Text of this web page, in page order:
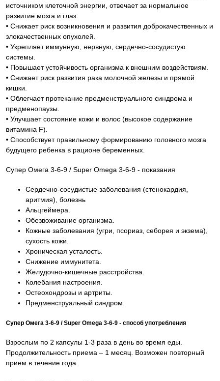
источником клеточной энергии, отвечает за нормальное
развитие мозга и глаз.
• Снижает риск возникновения и развития доброкачественных и
злокачественных опухолей.
• Укрепляет иммунную, нервную, сердечно-сосудистую
системы.
• Повышает устойчивость организма к внешним воздействиям.
• Снижает риск развития рака молочной железы и прямой
кишки.
• Облегчает протекание предменструального синдрома и
предменопаузы.
• Улучшает состояние кожи и волос (высокое содержание
витамина F).
• Способствует правильному формированию головного мозга
будущего ребенка в рационе беременных.
Супер Омега 3-6-9 / Super Omega 3-6-9 - показания
Сердечно-сосудистые заболевания (стенокардия,
аритмия), болезнь
Альцгеймера.
Обезвоживание организма.
Кожные заболевания (угри, псориаз, себорея и экзема),
сухость кожи.
Хроническая усталость.
Снижение иммунитета.
Желудочно-кишечные расстройства.
Колебания настроения.
Остеохондрозы и артриты.
Предменструальный синдром.
Супер Омега 3-6-9 / Super Omega 3-6-9 - способ употребления
Взрослым по 2 капсулы 1-3 раза в день во время еды.
Продолжительность приема – 1 месяц. Возможен повторный
прием в течение года.